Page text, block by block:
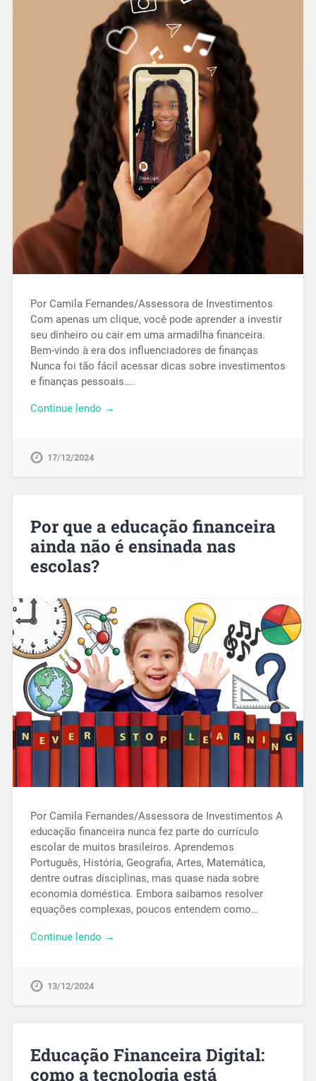
Por Camila Fernandes/Assessora de Investimentos
Com apenas um clique, você pode aprender a investir
seu dinheiro ou cair em uma armadilha financeira.
Bem-vindo à era dos influenciadores de finanças
Nunca foi tão fácil acessar dicas sobre investimentos
e finanças pessoais….
Continue lendo →
17/12/2024
Por que a educação financeira
ainda não é ensinada nas
escolas?
Por Camila Fernandes/Assessora de Investimentos A
educação financeira nunca fez parte do currículo
escolar de muitos brasileiros. Aprendemos
Português, História, Geografia, Artes, Matemática,
dentre outras disciplinas, mas quase nada sobre
economia doméstica. Embora saibamos resolver
equações complexas, poucos entendem como…
Continue lendo →
13/12/2024
Educação Financeira Digital:
como a tecnologia está